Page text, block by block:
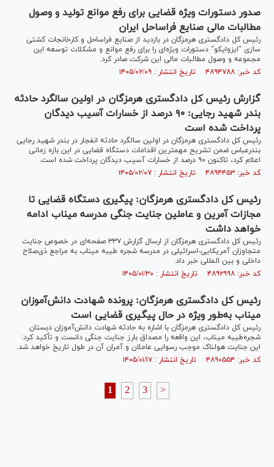
صدور دستورات ویژه قضایی برای رفع موانع تولید و وصول
مطالبات مالی صنایع فراساحل ایران
رئیس کل دادگستری هرمزگان در بازدید از صنایع فراساحل و کارخانجات کشتی
سازی "ایزوایکو" دستورات ویژه‌ای را برای رفع موانع و مشکلات توسعه این
مجموعه و وصول مطالبات مالی این شرکت صادر کرد.
کد خبر: ۴۸۹۴۷۸۸ تاریخ انتشار : ۱۴۰۵/۰۲/۰۹
گزارش رئیس کل دادگستری هرمزگان در اولین سالگرد حادثه
بندر شهید رجایی: ۹۰ درصد از خسارات آسیب دیدگان
پرداخت شده است
رئیس کل دادگستری هرمزگان در اولین سالگرد حادثه انفجار در بندر شهید رجایی
بندرعباس ضمن تشریح مهمترین اقدامات دستگاه قضایی در این بازه زمانی
اعلام کرد، تاکنون ۹۰ درصد از خسارات آسیب دیدگان پرداخت شده است.
کد خبر: ۴۸۹۴۴۵۳ تاریخ انتشار : ۱۴۰۵/۰۲/۰۷
رئیس کل دادگستری هرمزگان: پیگیری دستگاه قضایی تا
مجازات آمرین و عاملین جنایت جنگی مدرسه میناب ادامه
خواهد داشت
رئیس کل دادگستری هرمزگان از ارسال گزارش ۳۳۷ صفحه‌ای در خصوص جنایت
متجاوزان آمریکایی-اسرائیلی در مدرسه شجره طیبه میناب به مراجع ذی‌صلاح
داخلی و بین المللی خبر داد.
کد خبر: ۴۸۹۲۹۹۸ تاریخ انتشار : ۱۴۰۵/۰۱/۳۰
رئیس کل دادگستری هرمزگان: پرونده شهادت دانش‌آموزان
میناب به‌طور ویژه در حال پیگیری قضایی است
رئیس کل دادگستری هرمزگان با اشاره به حادثه شهادت دانش‌آموزان دبستان
شجره‌طیبه میناب، این واقعه را مصداق بارز جنایت جنگی دانست و تأکید کرد:
این جنایت هولناک موجب رسوایی عاملان و آمران آن در طول تاریخ خواهد شد.
کد خبر: ۴۸۹۰۵۵۴ تاریخ انتشار : ۱۴۰۵/۰۱/۱۷
1 2 3 >